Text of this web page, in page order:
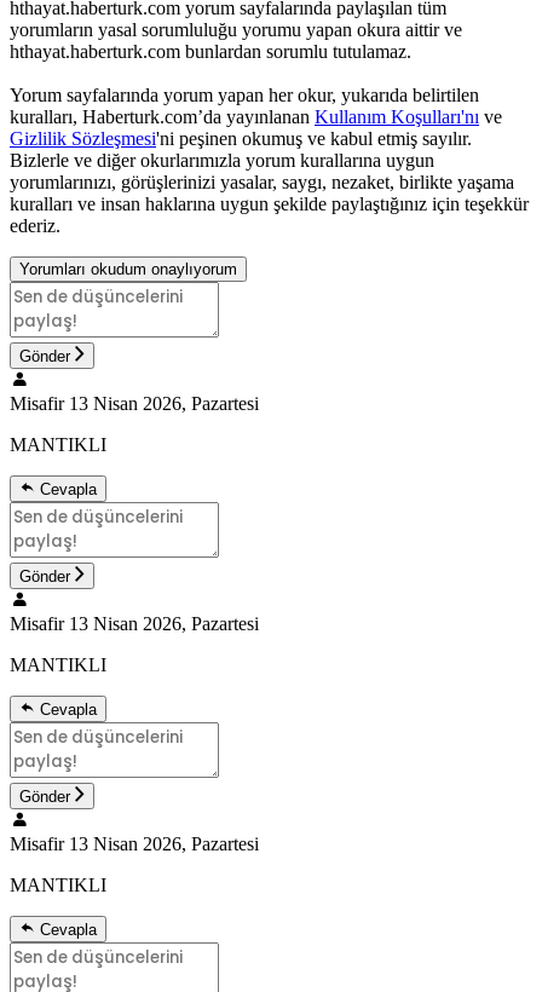
hthayat.haberturk.com yorum sayfalarında paylaşılan tüm
yorumların yasal sorumluluğu yorumu yapan okura aittir ve
hthayat.haberturk.com bunlardan sorumlu tutulamaz.
Yorum sayfalarında yorum yapan her okur, yukarıda belirtilen
kuralları, Haberturk.com’da yayınlanan Kullanım Koşulları'nı ve
Gizlilik Sözleşmesi'ni peşinen okumuş ve kabul etmiş sayılır.
Bizlerle ve diğer okurlarımızla yorum kurallarına uygun
yorumlarınızı, görüşlerinizi yasalar, saygı, nezaket, birlikte yaşama
kuralları ve insan haklarına uygun şekilde paylaştığınız için teşekkür
ederiz.
Yorumları okudum onaylıyorum
Gönder
Misafir 13 Nisan 2026, Pazartesi
MANTIKLI
Cevapla
Gönder
Misafir 13 Nisan 2026, Pazartesi
MANTIKLI
Cevapla
Gönder
Misafir 13 Nisan 2026, Pazartesi
MANTIKLI
Cevapla